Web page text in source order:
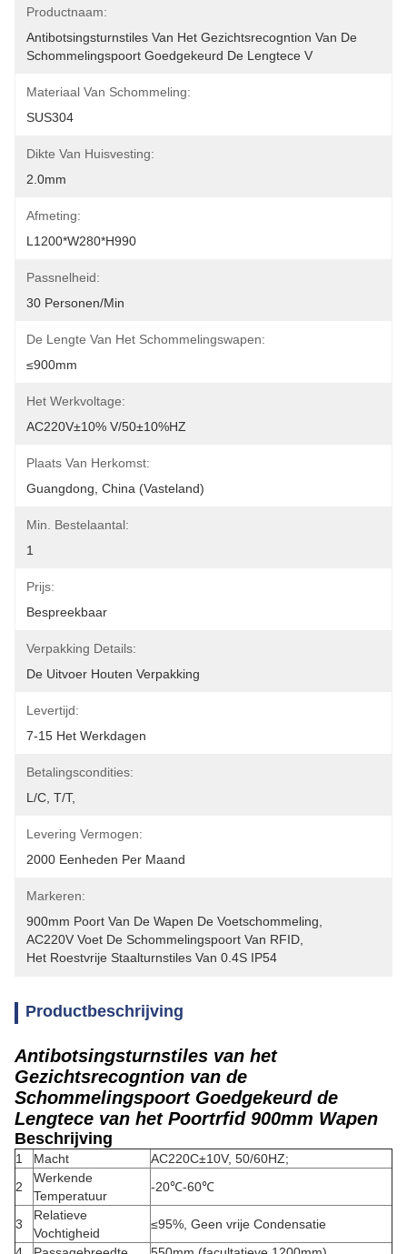
Productnaam:
Antibotsingsturnstiles Van Het Gezichtsrecogntion Van De
Schommelingspoort Goedgekeurd De Lengtece V
Materiaal Van Schommeling:
SUS304
Dikte Van Huisvesting:
2.0mm
Afmeting:
L1200*W280*H990
Passnelheid:
30 Personen/min
De Lengte Van Het Schommelingswapen:
≤900mm
Het Werkvoltage:
AC220V±10% V/50±10%HZ
Plaats Van Herkomst:
Guangdong, China (Vasteland)
Min. Bestelaantal:
1
Prijs:
Bespreekbaar
Verpakking Details:
De Uitvoer Houten Verpakking
Levertijd:
7-15 Het Werkdagen
Betalingscondities:
L/C, T/T,
Levering Vermogen:
2000 Eenheden Per Maand
Markeren:
900mm Poort Van De Wapen De Voetschommeling
AC220V Voet De Schommelingspoort Van RFID
Het Roestvrije Staalturnstiles Van 0.4S IP54
Productbeschrijving
Antibotsingsturnstiles van het
Gezichtsrecogntion van de
Schommelingspoort Goedgekeurd de
Lengtece van het Poortrfid 900mm Wapen
Beschrijving
1 Macht
AC220C±10V, 50/60HZ;
2
Werkende
Temperatuur
-20℃-60℃
3
Relatieve
Vochtigheid
≤95%, Geen vrije Condensatie